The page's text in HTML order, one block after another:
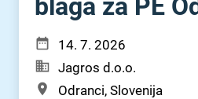
blaga za PE
14. 7. 2026
Jagros d.o.o.
Odranci, Slovenija